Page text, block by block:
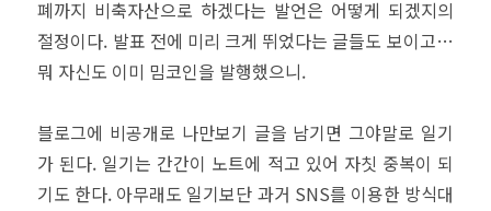
폐까지 비축자산으로 하겠다는 발언은 어떻게 되겠지의
절정이다. 발표 전에 미리 크게 뛰었다는 글들도 보이고…
뭐 자신도 이미 밈코인을 발행했으니.
블로그에 비공개로 나만보기 글을 남기면 그야말로 일기
가 된다. 일기는 간간이 노트에 적고 있어 자칫 중복이 되
기도 한다. 아무래도 일기보단 과거 SNS를 이용한 방식대